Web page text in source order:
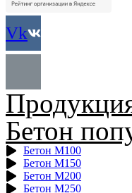
Vk
Бетон
Бетон М100
Бетон М150
Бетон М200
Бетон М250